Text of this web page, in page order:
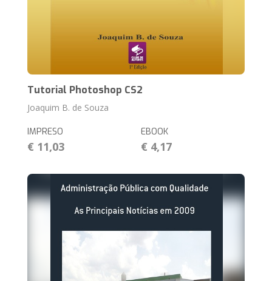
Tutorial Photoshop CS2
Joaquim B. de Souza
IMPRESO
€ 11,03
EBOOK
€ 4,17